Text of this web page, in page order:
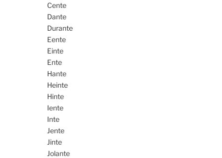
Cente
Dante
Durante
Eente
Einte
Ente
Hante
Heinte
Hinte
Iente
Inte
Jente
Jinte
Jolante